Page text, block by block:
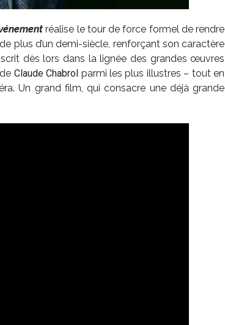
réalise le tour de force formel de rendre
plus d’un demi-siècle, renforçant son caractère
dès lors dans la lignée des grandes œuvres
Claude Chabrol parmi les plus illustres – tout en
Un grand film, qui consacre une déjà grande